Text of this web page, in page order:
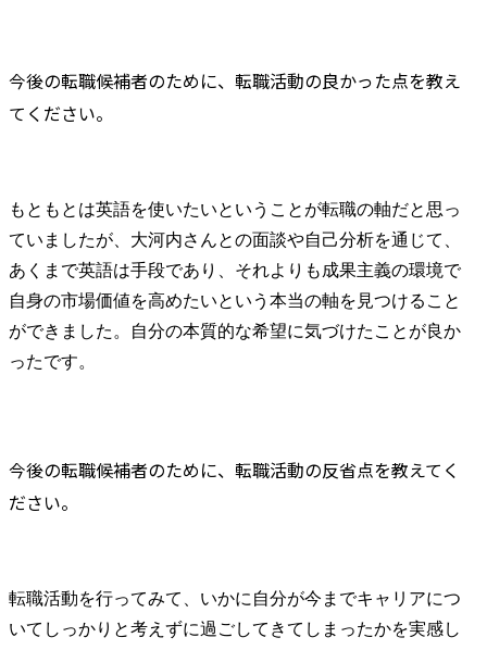
今後の転職候補者のために、転職活動の良かった点を教え
てください。
もともとは英語を使いたいということが転職の軸だと思っ
ていましたが、大河内さんとの面談や自己分析を通じて、
あくまで英語は手段であり、それよりも成果主義の環境で
自身の市場価値を高めたいという本当の軸を見つけること
ができました。自分の本質的な希望に気づけたことが良か
ったです。
今後の転職候補者のために、転職活動の反省点を教えてく
ださい。
転職活動を行ってみて、いかに自分が今までキャリアにつ
いてしっかりと考えずに過ごしてきてしまったかを実感し